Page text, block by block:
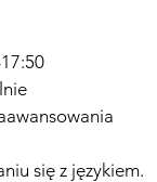
się z językiem.